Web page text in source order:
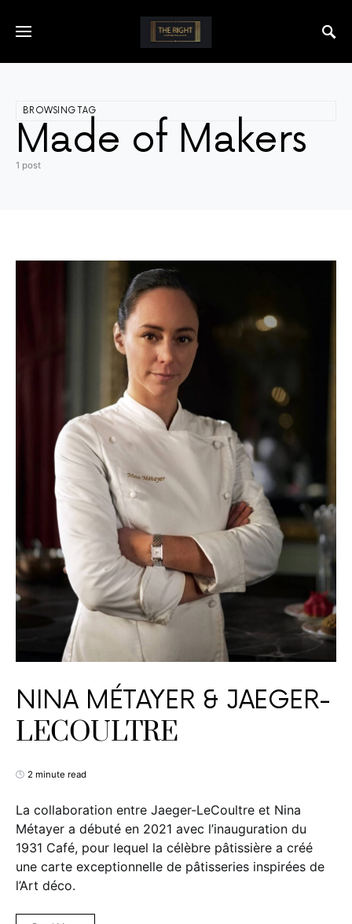
BROWSING TAG
Made of Makers
1 post
NINA MÉTAYER & JAEGER-
LECOULTRE
2 minute read
La collaboration entre Jaeger-LeCoultre et Nina
Métayer a débuté en 2021 avec l’inauguration du
1931 Café, pour lequel la célèbre pâtissière a créé
une carte exceptionnelle de pâtisseries inspirées de
l’Art déco.